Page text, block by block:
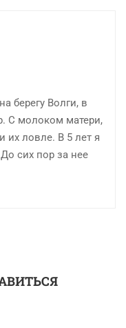
берегу Волги, в
С молоком матери,
их ловле. В 5 лет я
сих пор за нее